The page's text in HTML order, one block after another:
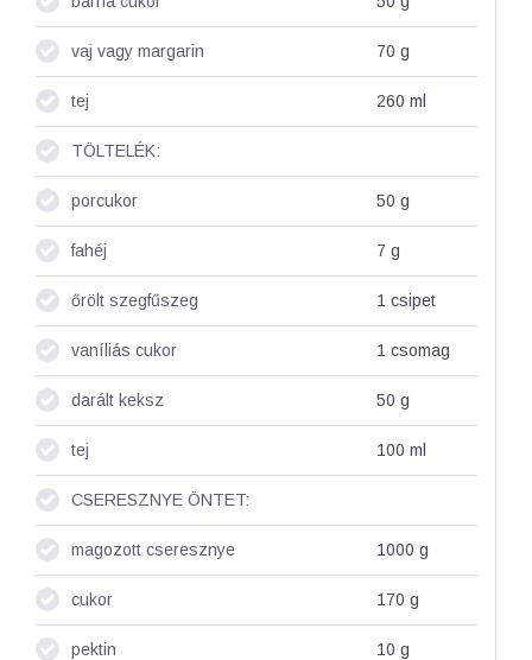
vaj vagy margarin 70 g
tej 260 ml
TÖLTELÉK:
porcukor 50 g
fahéj 7 g
őrölt szegfűszeg 1 csipet
vaníliás cukor 1 csomag
darált keksz 50 g
tej 100 ml
CSERESZNYE ÖNTET:
magozott cseresznye 1000 g
cukor 170 g
pektin 10 g